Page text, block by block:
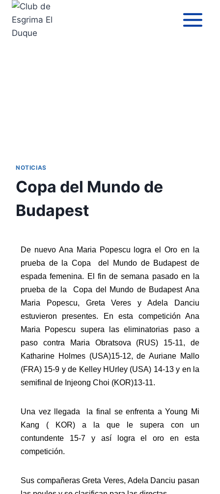
NOTICIAS
Copa del Mundo de
Budapest
De nuevo Ana Maria Popescu logra el Oro en la
prueba de la Copa del Mundo de Budapest de
espada femenina. El fin de semana pasado en la
prueba de la Copa del Mundo de Budapest Ana
Maria Popescu, Greta Veres y Adela Danciu
estuvieron presentes. En esta competición Ana
Maria Popescu supera las eliminatorias paso a
paso contra Maria Obratsova (RUS) 15-11, de
Katharine Holmes (USA)15-12, de Auriane Mallo
(FRA) 15-9 y de Kelley HUrley (USA) 14-13 y en la
semifinal de Injeong Choi (KOR)13-11.
Una vez llegada la final se enfrenta a Young Mi
Kang ( KOR) a la que le supera con un
contundente 15-7 y así logra el oro en esta
competición.
Sus compañeras Greta Veres, Adela Danciu pasan